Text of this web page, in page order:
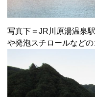
写真下＝JR川原湯温泉
や発泡スチロールなどの